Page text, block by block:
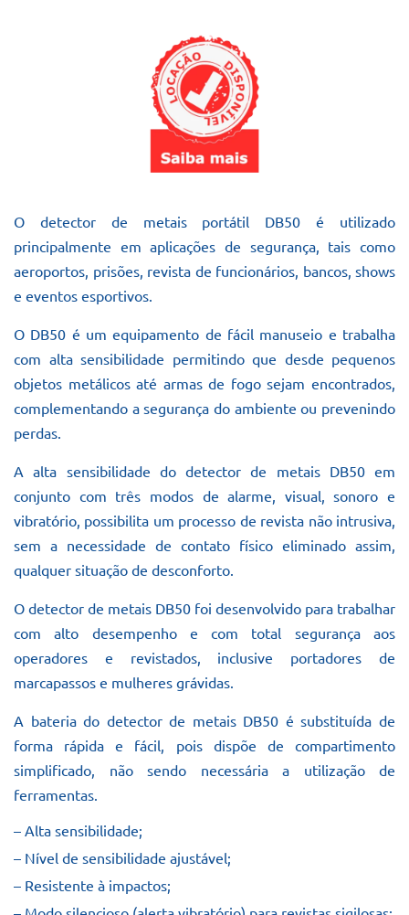
O detector de metais portátil DB50 é utilizado
principalmente em aplicações de segurança, tais como
aeroportos, prisões, revista de funcionários, bancos, shows
e eventos esportivos.
O DB50 é um equipamento de fácil manuseio e trabalha
com alta sensibilidade permitindo que desde pequenos
objetos metálicos até armas de fogo sejam encontrados,
complementando a segurança do ambiente ou prevenindo
perdas.
A alta sensibilidade do detector de metais DB50 em
conjunto com três modos de alarme, visual, sonoro e
vibratório, possibilita um processo de revista não intrusiva,
sem a necessidade de contato físico eliminado assim,
qualquer situação de desconforto.
O detector de metais DB50 foi desenvolvido para trabalhar
com alto desempenho e com total segurança aos
operadores e revistados, inclusive portadores de
marcapassos e mulheres grávidas.
A bateria do detector de metais DB50 é substituída de
forma rápida e fácil, pois dispõe de compartimento
simplificado, não sendo necessária a utilização de
ferramentas.
– Alta sensibilidade;
– Nível de sensibilidade ajustável;
– Resistente à impactos;